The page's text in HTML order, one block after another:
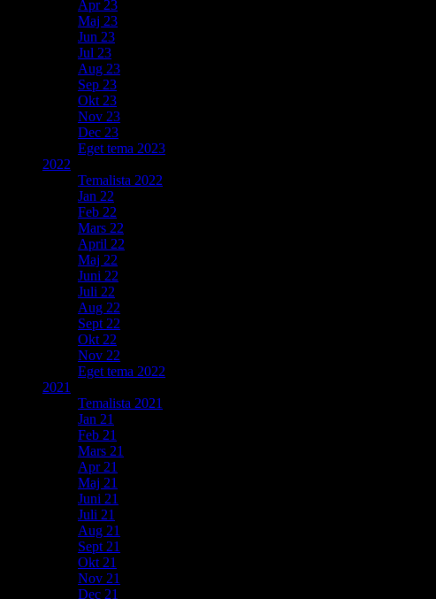
Apr 23
Maj 23
Jun 23
Jul 23
Aug 23
Sep 23
Okt 23
Nov 23
Dec 23
Eget tema 2023
2022
Temalista 2022
Jan 22
Feb 22
Mars 22
April 22
Maj 22
Juni 22
Juli 22
Aug 22
Sept 22
Okt 22
Nov 22
Eget tema 2022
2021
Temalista 2021
Jan 21
Feb 21
Mars 21
Apr 21
Maj 21
Juni 21
Juli 21
Aug 21
Sept 21
Okt 21
Nov 21
Dec 21